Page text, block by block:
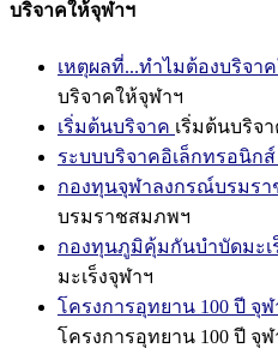
บริจาคให้จุฬาฯ
เหตุผลที่...ทำไมต้องบริจา
บริจาคให้จุฬาฯ
เริ่มต้นบริจาค เริ่มต้นบริจ
ระบบบริจาคอิเล็กทรอนิกส์
กองทุนจุฬาลงกรณ์บรมร
บรมราชสมภพฯ
กองทุนภูมิคุ้มกันบำบัดมะเ
มะเร็งจุฬาฯ
โครงการอุทยาน 100 ปี จุ
โครงการอุทยาน 100 ปี จุ